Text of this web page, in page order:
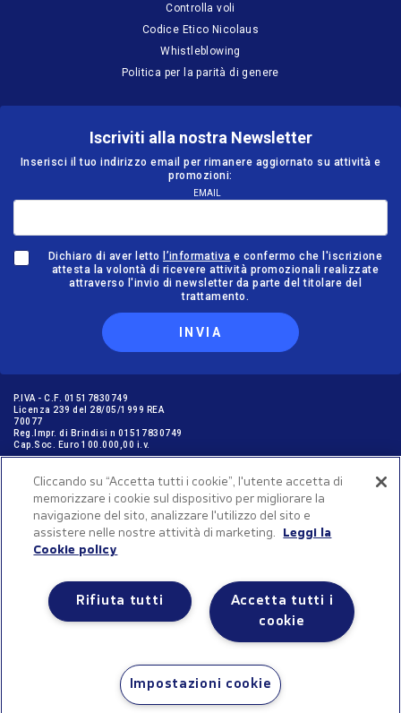
P.IVA - C.F. 01517830749
Licenza 239 del 28/05/1999 REA
70077
Reg.Impr. di Brindisi n 01517830749
Cap.Soc. Euro 100.000,00 i.v.
GARANZIE PER I VIAGGIATORI © NICOLAUS SpA in ottemperanza delle
disposizione dell'art. 47 Cod. Tur. aderisce al “FONDO ASTOI A TUTELA DEI
VIAGGIATORI” C.F. 97896580582, Iscr. Reg. P.G. n. 1162/2016
Controlla voli
Codice Etico Nicolaus
Whistleblowing
Politica per la parità di genere
Iscriviti alla nostra Newsletter
Inserisci il tuo indirizzo email per rimanere aggiornato su attività e
promozioni:
EMAIL
Dichiaro di aver letto l’informativa e confermo che l'iscrizione
attesta la volontà di ricevere attività promozionali realizzate
attraverso l'invio di newsletter da parte del titolare del
trattamento.
INVIA
2025 © Valtur Copyright. All rights reserved
Gestisci le tue preferenze sui cookie
Cliccando su “Accetta tutti i cookie”, l'utente accetta di
memorizzare i cookie sul dispositivo per migliorare la
navigazione del sito, analizzare l'utilizzo del sito e
assistere nelle nostre attività di marketing.
Leggi la
Cookie policy
Accetta tutti i
cookie
Rifiuta tutti
Impostazioni cookie